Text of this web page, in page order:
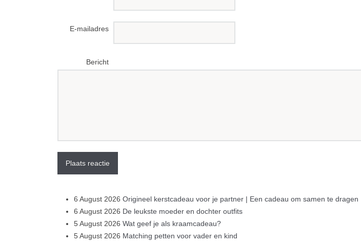
E-mailadres
Bericht
Plaats reactie
6 August 2026 Origineel kerstcadeau voor je partner | Een cadeau om samen te dragen
6 August 2026 De leukste moeder en dochter outfits
5 August 2026 Wat geef je als kraamcadeau?
5 August 2026 Matching petten voor vader en kind